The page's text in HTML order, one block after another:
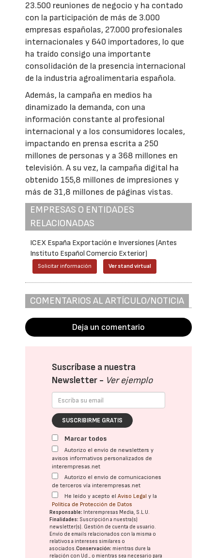
23.500 reuniones de negocio y ha contado
con la participación de más de 3.000
empresas españolas, 27.000 profesionales
internacionales y 640 importadores, lo que
ha traído consigo una importante
consolidación de la presencia internacional
de la industria agroalimentaria española.
Además, la campaña en medios ha
dinamizado la demanda, con una
información constante al profesional
internacional y a los consumidores locales,
impactando en prensa escrita a 250
millones de personas y a 368 millones en
televisión. A su vez, la campaña digital ha
obtenido 155,8 millones de impresiones y
más de 31,8 millones de páginas vistas.
EMPRESAS O ENTIDADES
RELACIONADAS
ICEX España Exportación e Inversiones (Antes
Instituto Español Comercio Exterior)
Solicitar información Ver stand virtual
COMENTARIOS AL ARTÍCULO/NOTICIA
Deja un comentario
Suscríbase a nuestra
Newsletter - Ver ejemplo
SUSCRIBIRME GRATIS
Marcar todos
Autorizo el envío de newsletters y
avisos informativos personalizados de
interempresas.net
Autorizo el envío de comunicaciones
de terceros vía interempresas.net
He leído y acepto elAviso Legal y la
Política de Protección de Datos
Responsable: Interempresas Media, S.L.U.
Finalidades: Suscripción a nuestra(s)
newsletter(s). Gestión de cuenta de usuario.
Envío de emails relacionados con la misma o
relativos a intereses similares o
asociados.Conservación: mientras dure la
relación con Ud., o mientras sea necesario para